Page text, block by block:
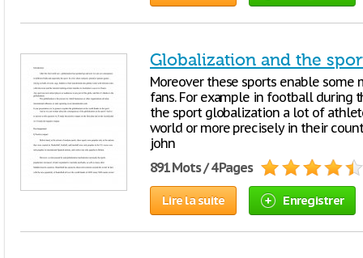
Globalization and the
Moreover these sports enable
fans. For example in football during
the sport globalization a lot of
world or more precisely in their
john
891 Mots / 4 Pages
Lire la suite Enregistrer